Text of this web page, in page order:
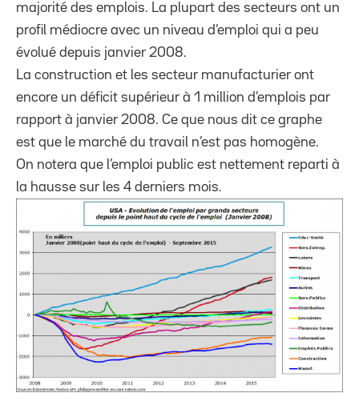
majorité des emplois. La plupart des secteurs ont un
profil médiocre avec un niveau d’emploi qui a peu
évolué depuis janvier 2008.
La construction et les secteur manufacturier ont
encore un déficit supérieur à 1 million d’emplois par
rapport à janvier 2008. Ce que nous dit ce graphe
est que le marché du travail n’est pas homogène.
On notera que l’emploi public est nettement reparti à
la hausse sur les 4 derniers mois.